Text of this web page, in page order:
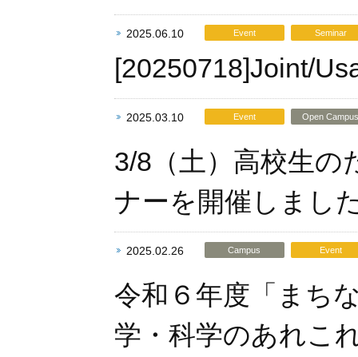
2025.06.10 Event Seminar
[20250718]Joint/
2025.03.10 Event Open Campus
3/8（土）高校生の
ナーを開催しまし
2025.02.26 Campus Event
令和６年度「まち
学・科学のあれこ